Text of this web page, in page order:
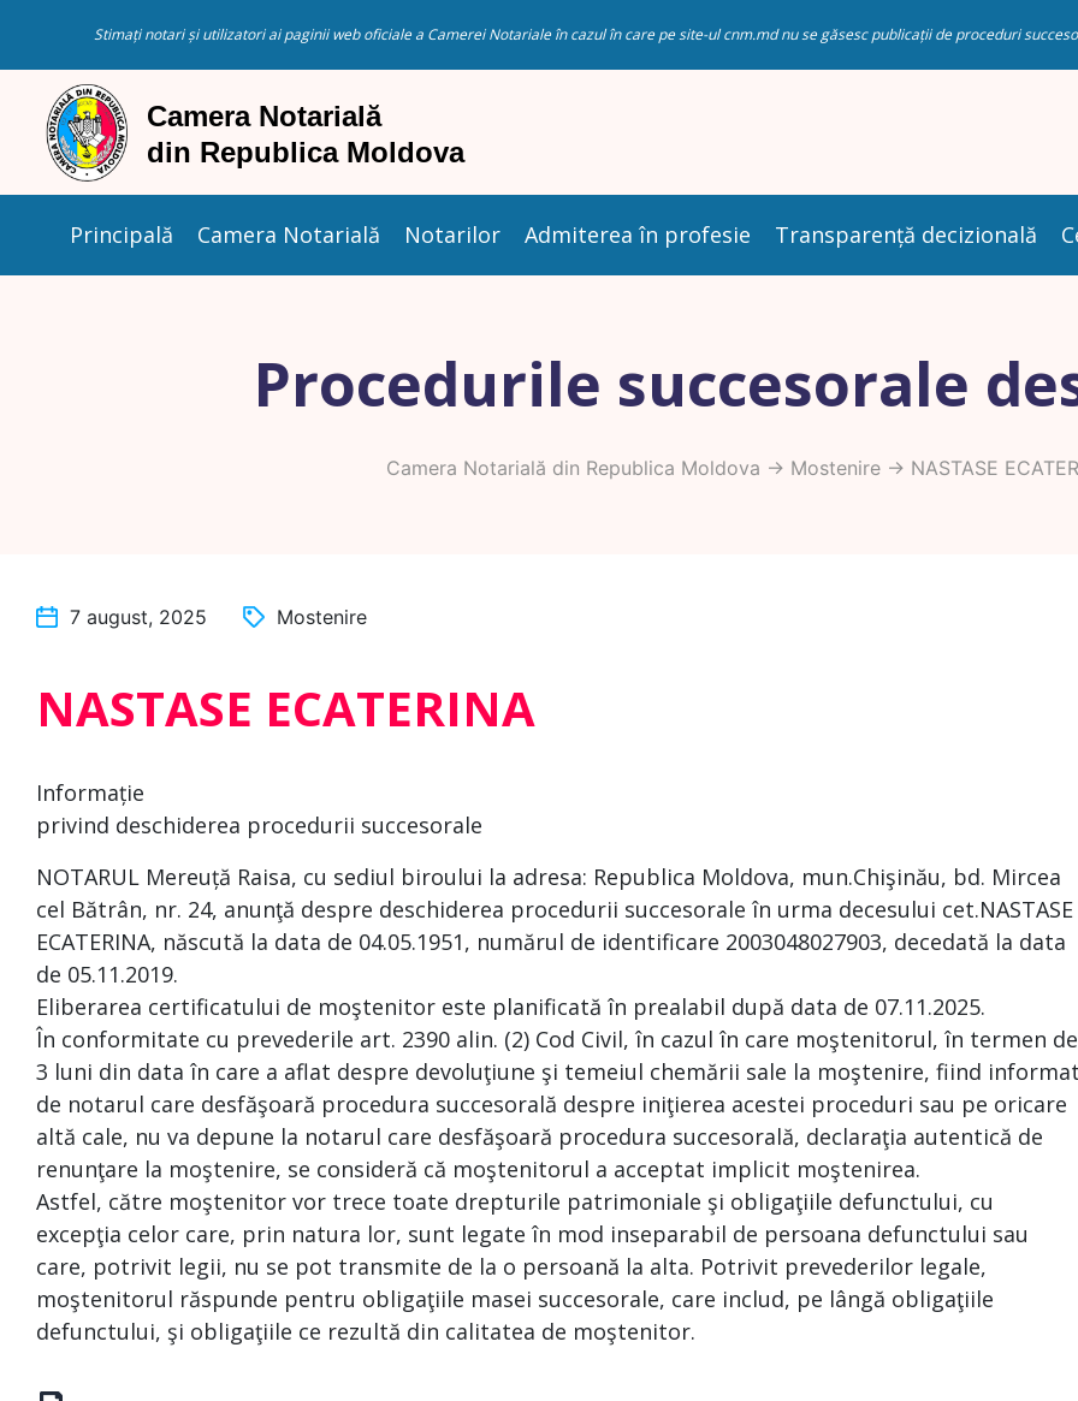
Stimați notari și utilizatori ai paginii web oficiale a Camerei Notariale în cazul în care pe site-ul cnm.md nu se găsesc publicații de proceduri
Principală Camera Notarială Notarilor Admiterea în profesie Transparență decizională
Procedurile succesorale
Camera Notarială din Republica Moldova -> Mostenire-> NASTASE
7 august, 2025 Mostenire
NASTASE ECATERINA
Informație
privind deschiderea procedurii succesorale
NOTARUL Mereuță Raisa, cu sediul biroului la adresa: Republica Moldova, mun.Chişinău, bd. Mircea
cel Bătrân, nr. 24, anunţă despre deschiderea procedurii succesorale în urma decesului cet.NASTASE
ECATERINA, născută la data de 04.05.1951, numărul de identificare 2003048027903, decedată la data
de 05.11.2019.
Eliberarea certificatului de moştenitor este planificată în prealabil după data de 07.11.2025.
În conformitate cu prevederile art. 2390 alin. (2) Cod Civil, în cazul în care moştenitorul, în termen de
3 luni din data în care a aflat despre devoluţiune şi temeiul chemării sale la moştenire, fiind informat
de notarul care desfăşoară procedura succesorală despre iniţierea acestei proceduri sau pe oricare
altă cale, nu va depune la notarul care desfăşoară procedura succesorală, declaraţia autentică de
renunţare la moştenire, se consideră că moştenitorul a acceptat implicit moştenirea.
Astfel, către moştenitor vor trece toate drepturile patrimoniale şi obligaţiile defunctului, cu
excepţia celor care, prin natura lor, sunt legate în mod inseparabil de persoana defunctului sau
care, potrivit legii, nu se pot transmite de la o persoană la alta. Potrivit prevederilor legale,
moştenitorul răspunde pentru obligaţiile masei succesorale, care includ, pe lângă obligaţiile
defunctului, şi obligaţiile ce rezultă din calitatea de moştenitor.